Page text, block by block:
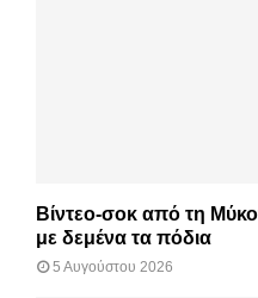
Βίντεο-σοκ από τη
με δεμένα τα πόδια
5 Αυγούστου 2026